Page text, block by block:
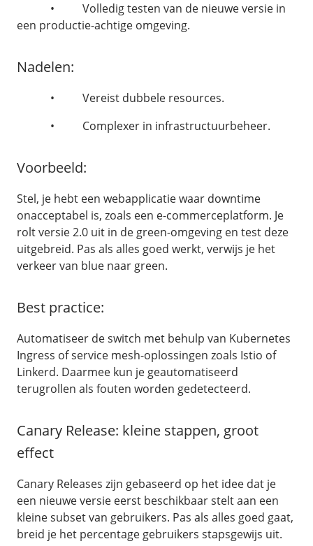
Prijsoverzicht
Secret management
Tools
STACK - online opslag
Acronis Cyber Protect
/Add-ons
AccessiWay - toegankelijkheid
Social Media Hub
• Volledig testen van de nieuwe versie in
een productie-achtige omgeving.
Nadelen:
• Vereist dubbele resources.
• Complexer in infrastructuurbeheer.
Voorbeeld:
Stel, je hebt een webapplicatie waar downtime
onacceptabel is, zoals een e-commerceplatform. Je
rolt versie 2.0 uit in de green-omgeving en test deze
uitgebreid. Pas als alles goed werkt, verwijs je het
verkeer van blue naar green.
Best practice:
Automatiseer de switch met behulp van Kubernetes
Ingress of service mesh-oplossingen zoals Istio of
Linkerd. Daarmee kun je geautomatiseerd
terugrollen als fouten worden gedetecteerd.
Canary Release: kleine stappen, groot
effect
Canary Releases zijn gebaseerd op het idee dat je
een nieuwe versie eerst beschikbaar stelt aan een
kleine subset van gebruikers. Pas als alles goed gaat,
breid je het percentage gebruikers stapsgewijs uit.